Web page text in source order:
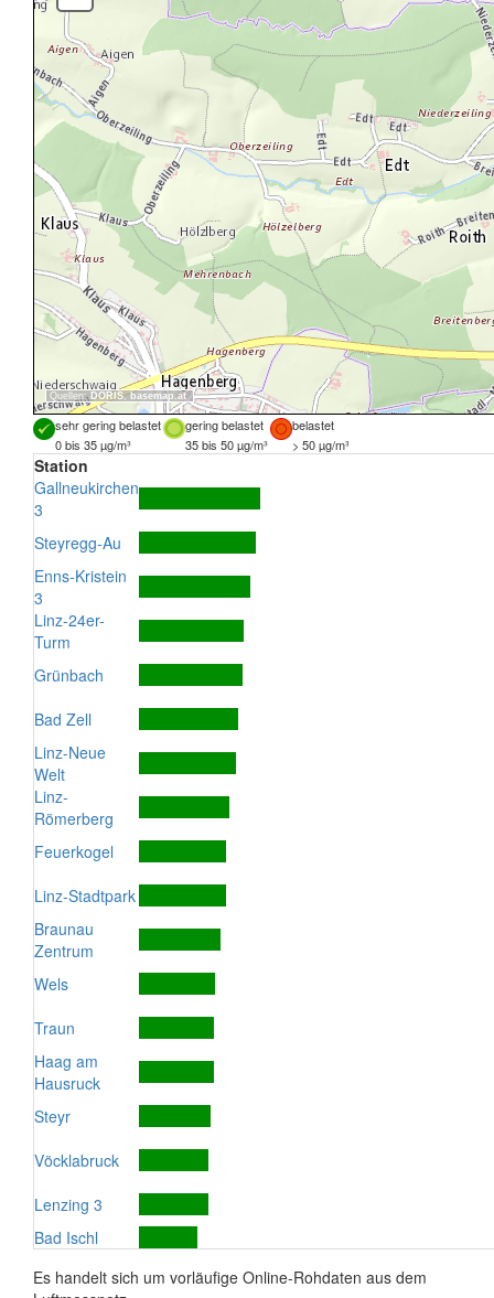
Quellen: DORIS,basemap.at
sehr gering belastet gering belastet
belastet
0 bis 35 µg/m³
35 bis 50 µg/m³ > 50 µg/m³
Station
Gallneukirchen
3
Steyregg-Au
Enns-Kristein
3
Linz-24er-
Turm
Grünbach
Bad Zell
Linz-Neue
Welt
Linz-
Römerberg
Feuerkogel
Linz-Stadtpark
Braunau
Zentrum
Wels
Traun
Haag am
Hausruck
Steyr
Vöcklabruck
Lenzing 3
Bad Ischl
Es handelt sich um vorläufige Online-Rohdaten aus dem